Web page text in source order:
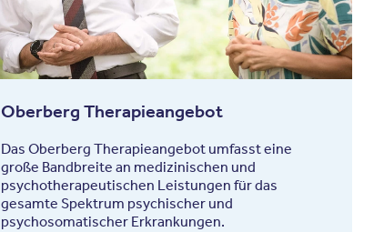
Oberberg Therapieangebot
Das Oberberg Therapieangebot umfasst eine
große Bandbreite an medizinischen und
psychotherapeutischen Leistungen für das
gesamte Spektrum psychischer und
psychosomatischer Erkrankungen.